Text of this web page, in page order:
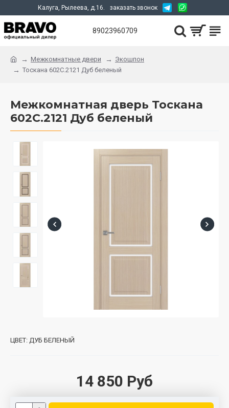
Калуга, Рылеева, д.16. заказать звонок
89023960709
Межкомнатные двери
Экошпон
Тоскана 602С.2121 Дуб беленый
Межкомнатная дверь Тоскана
602С.2121 Дуб беленый
14 850 Руб
ЦВЕТ: ДУБ БЕЛЕНЫЙ